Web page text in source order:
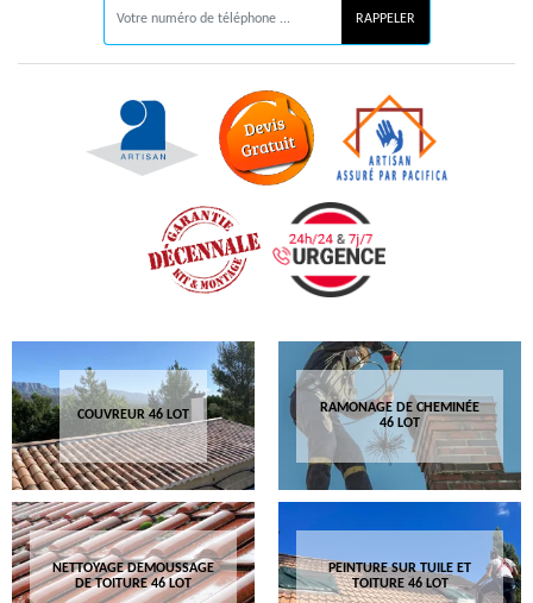
COUVREUR 46 LOT
RAMONAGE DE CHEMINÉE
46 LOT
NETTOYAGE DEMOUSSAGE
DE TOITURE 46 LOT
PEINTURE SUR TUILE ET
TOITURE 46 LOT